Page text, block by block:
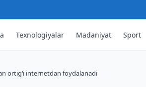
Texnologiyalar Madaniyat Sport
ortig‘i internetdan foydalanadi